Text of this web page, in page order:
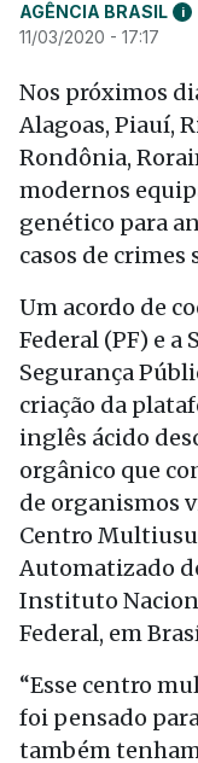
AGÊNCIA BRASIL i
11/03/2020 - 17:17
Nos próximos
Alagoas, Piauí,
Rondônia,
modernos
genético para
casos de crimes
Um acordo de
Federal (PF) e a
Segurança
criação da
inglês ácido
orgânico que
de organismos
Centro
Automatizado
Instituto
Federal, em
“Esse centro
foi pensado
também